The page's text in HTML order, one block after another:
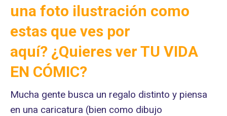
una foto ilustración como
estas que ves por
aquí? ¿Quieres ver TU VIDA
EN CÓMIC?
Mucha gente busca un regalo distinto y piensa
en una caricatura (bien como dibujo